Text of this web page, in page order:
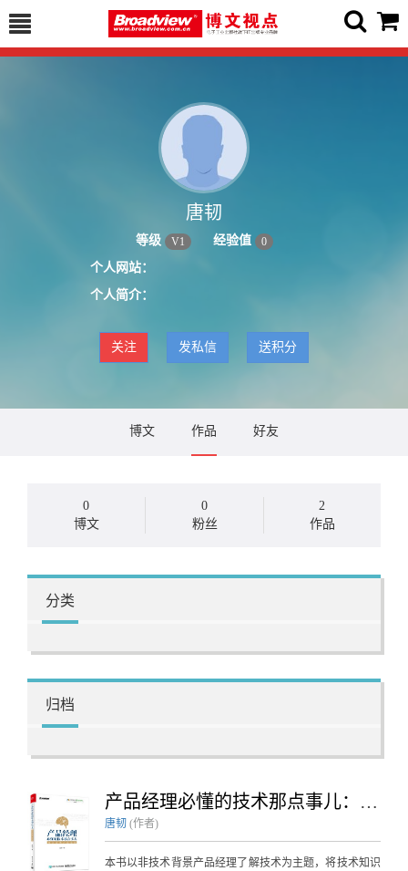
唐韧
等级 V1 经验值 0
个人网站：
个人简介：
关注 发私信 送积分
博文 作品 好友
0
博文
0
粉丝
2
作品
分类
归档
产品经理必懂的技术那点事儿：成为全栈产品经理
唐韧 (作者)
本书以非技术背景产品经理了解技术为主题，将技术知识